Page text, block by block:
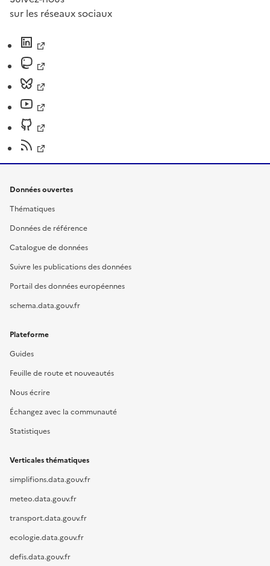
sur les réseaux sociaux
Données ouvertes
Thématiques
Données de référence
Catalogue de données
Suivre les publications des données
Portail des données européennes
schema.data.gouv.fr
Plateforme
Guides
Feuille de route et nouveautés
Nous écrire
Échangez avec la communauté
Statistiques
Verticales thématiques
simplifions.data.gouv.fr
meteo.data.gouv.fr
transport.data.gouv.fr
ecologie.data.gouv.fr
defis.data.gouv.fr